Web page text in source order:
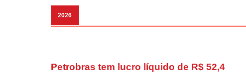
2026
Petrobras tem lucro líquido de R$ 52,4